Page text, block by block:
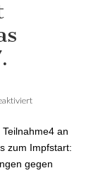
gegen das
Corona-Virus am
an
zum Impfstart:
gegen